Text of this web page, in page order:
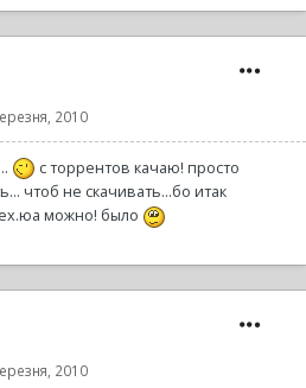
2010
с торрентов качаю! просто
чтоб не скачивать...бо итак
ех.юа можно! было
2010